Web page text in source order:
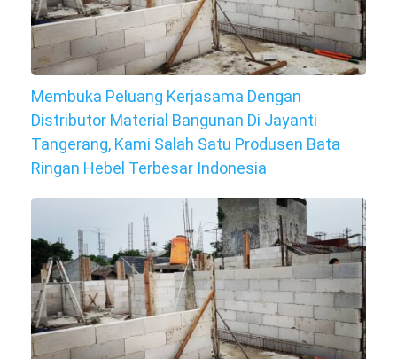
Membuka Peluang Kerjasama Dengan
Distributor Material Bangunan Di Jayanti
Tangerang, Kami Salah Satu Produsen Bata
Ringan Hebel Terbesar Indonesia